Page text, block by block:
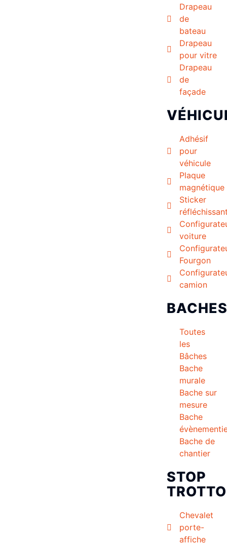
Drapeau
de
bateau
Drapeau
pour vitre
Drapeau
de
façade
Adhésif
pour
véhicule
Plaque
magnétique
Sticker
voiture
Fourgon
camion
BACHES
Toutes
les
Bâches
Bache
murale
Bache sur
mesure
Bache
Bache de
chantier
STOP
Chevalet
porte-
affiche